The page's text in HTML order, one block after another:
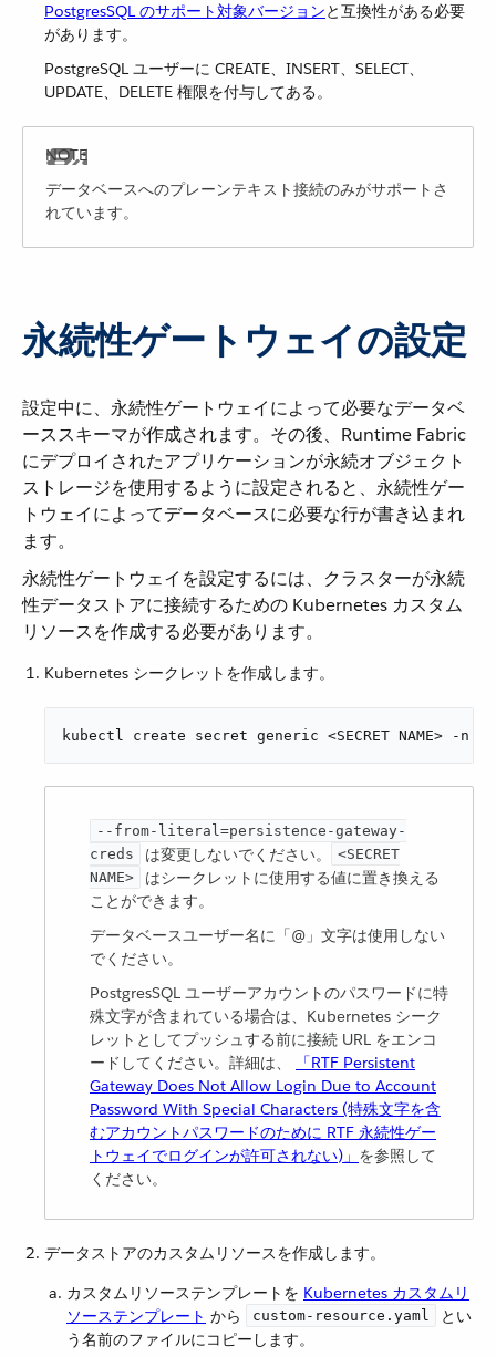
PostgresSQL のサポート対象バージョン​と互換性がある必要
があります。
PostgreSQL ユーザーに CREATE、INSERT、SELECT、
UPDATE、DELETE 権限を付与してある。
データベースへのプレーンテキスト接続のみがサポートさ
れています。
永続性ゲートウェイの設定
設定中に、永続性ゲートウェイによって必要なデータベ
ーススキーマが作成されます。その後、Runtime Fabric
にデプロイされたアプリケーションが永続オブジェクト
ストレージを使用するように設定されると、永続性ゲー
トウェイによってデータベースに必要な行が書き込まれ
ます。
永続性ゲートウェイを設定するには、クラスターが永続
性データストアに接続するための Kubernetes カスタム
リソースを作成する必要があります。
Kubernetes シークレットを作成します。
kubectl create secret generic <SECRET NAME> -
--from-literal=persistence-gateway-
creds
​ は変更しないでください。​
<SECRET
NAME>
​ はシークレットに使用する値に置き換える
ことができます。
データベースユーザー名に「@」文字は使用しない
でください。
PostgresSQL ユーザーアカウントのパスワードに特
殊文字が含まれている場合は、Kubernetes シーク
レットとしてプッシュする前に接続 URL をエンコ
ードしてください。詳細は、
「RTF Persistent
Gateway Does Not Allow Login Due to Account
Password With Special Characters (特殊文字を含
むアカウントパスワードのために RTF 永続性ゲー
トウェイでログインが許可されない)」 ​を参照して
ください。
データストアのカスタムリソースを作成します。
カスタムリソーステンプレートを ​ Kubernetes カスタムリ
ソーステンプレート ​ から ​ custom-resource.yaml
​ とい
う名前のファイルにコピーします。